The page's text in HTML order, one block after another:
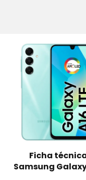
Ficha
Samsung